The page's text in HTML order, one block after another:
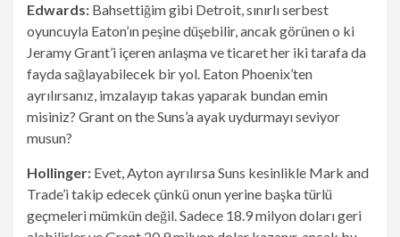
Edwards: Bahsettiğim gibi Detroit, sınırlı serbest
oyuncuyla Eaton’ın peşine düşebilir, ancak görünen o ki
Jeramy Grant’i içeren anlaşma ve ticaret her iki tarafa da
fayda sağlayabilecek bir yol. Eaton Phoenix’ten
ayrılırsanız, imzalayıp takas yaparak bundan emin
misiniz? Grant on the Suns’a ayak uydurmayı seviyor
musun?
Hollinger: Evet, Ayton ayrılırsa Suns kesinlikle Mark and
Trade’i takip edecek çünkü onun yerine başka türlü
geçmeleri mümkün değil. Sadece 18.9 milyon doları geri